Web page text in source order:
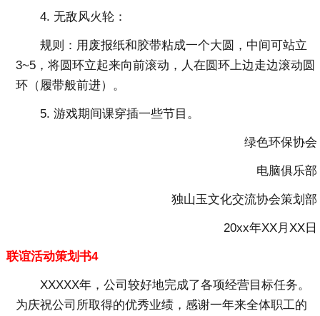
4. 无敌风火轮：
规则：用废报纸和胶带粘成一个大圆，中间可站立
3~5，将圆环立起来向前滚动，人在圆环上边走边滚动圆
环（履带般前进）。
5. 游戏期间课穿插一些节目。
绿色环保协会
电脑俱乐部
独山玉文化交流协会策划部
20xx年XX月XX日
联谊活动策划书4
XXXXX年，公司较好地完成了各项经营目标任务。
为庆祝公司所取得的优秀业绩，感谢一年来全体职工的